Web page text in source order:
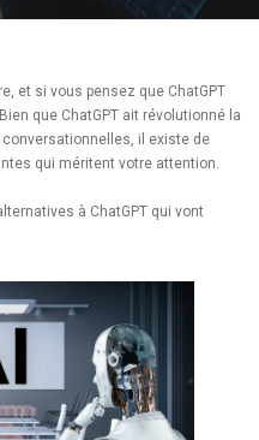
et si vous pensez que ChatGPT
que ChatGPT ait révolutionné la
il existe de
qui méritent votre attention.
à ChatGPT qui vont